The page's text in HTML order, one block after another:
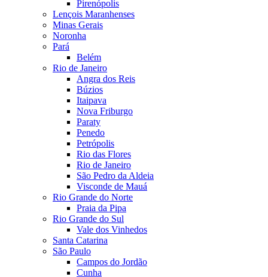
Pirenópolis
Lençois Maranhenses
Minas Gerais
Noronha
Pará
Belém
Rio de Janeiro
Angra dos Reis
Búzios
Itaipava
Nova Friburgo
Paraty
Penedo
Petrópolis
Rio das Flores
Rio de Janeiro
São Pedro da Aldeia
Visconde de Mauá
Rio Grande do Norte
Praia da Pipa
Rio Grande do Sul
Vale dos Vinhedos
Santa Catarina
São Paulo
Campos do Jordão
Cunha